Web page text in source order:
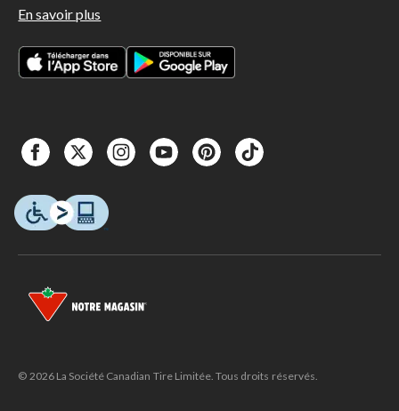
En savoir plus
© 2026 La Société Canadian Tire Limitée. Tous droits réservés.